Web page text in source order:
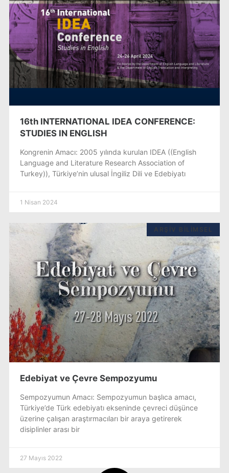
16th INTERNATIONAL IDEA CONFERENCE:
STUDIES IN ENGLISH
Kongrenin Amacı: 2005 yılında kurulan IDEA ((English
Language and Literature Research Association of
Turkey)), Türkiye’nin ulusal İngiliz Dili ve Edebiyatı
1 Nisan 2024
ARŞIV BILIMSEL
Edebiyat ve Çevre Sempozyumu
Sempozyumun Amacı: Sempozyumun başlıca amacı,
Türkiye’de Türk edebiyatı ekseninde çevreci düşünce
üzerine çalışan araştırmacıları bir araya getirerek
disiplinler arası bir
27 Mayıs 2022